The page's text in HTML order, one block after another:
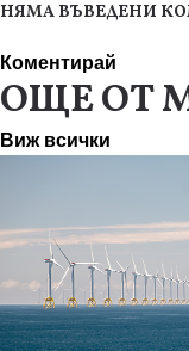
НЯМА ВЪВЕДЕНИ
Коментирай
ОЩЕ ОТ
Виж всички